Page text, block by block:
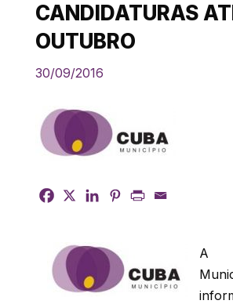
CANDIDATURAS
OUTUBRO
30/09/2016
A